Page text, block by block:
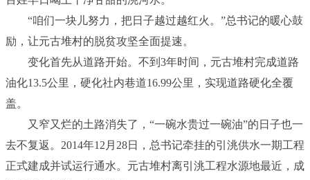
“咱们一块儿努力，把日子越过越红火。”总书记的暖心鼓
励，让元古堆村的脱贫攻坚全面提速。
变化首先从道路开始。不到3年时间，元古堆村完成道路
油化13.5公里，硬化社内巷道16.99公里，实现道路硬化全覆
盖。
又窄又烂的土路消失了，“一碗水贵过一碗油”的日子也一
去不复返。2014年12月28日，总书记牵挂的引洮供水一期工程
正式建成并试运行通水。元古堆村离引洮工程水源地最近，成